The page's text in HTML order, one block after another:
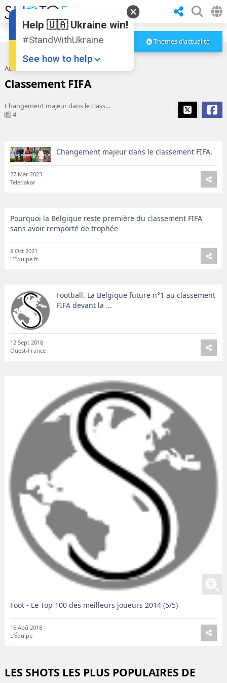
Thèmes d'actualité
Accueil
Classement FIFA
Changement majeur dans le classement FIFA.
4
Changement majeur dans le classement FIFA.
27 Mar 2023
Teledakar
Pourquoi la Belgique reste première du classement FIFA
sans avoir remporté de trophée
8 Oct 2021
L'Équipe.fr
Football. La Belgique future n°1 au classement
FIFA devant la ...
12 Sept 2018
Ouest-France
Foot - Le Top 100 des meilleurs joueurs 2014 (5/5)
16 Aoû 2018
L'Équipe
LES SHOTS LES PLUS POPULAIRES DE
Help 🇺🇦 Ukraine win!
#StandWithUkraine
See how to help
Donate
💸
Support Ukraine